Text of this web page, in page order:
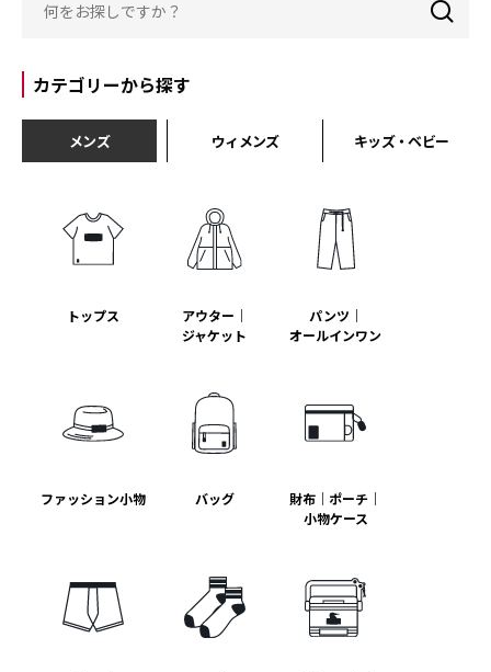
カテゴリーから探す
メンズ ウィメンズ キッズ・ベビー
トップス
アウター｜
ジャケット
パンツ｜
オールインワン
ファッション小物 バッグ
財布｜ポーチ｜
小物ケース